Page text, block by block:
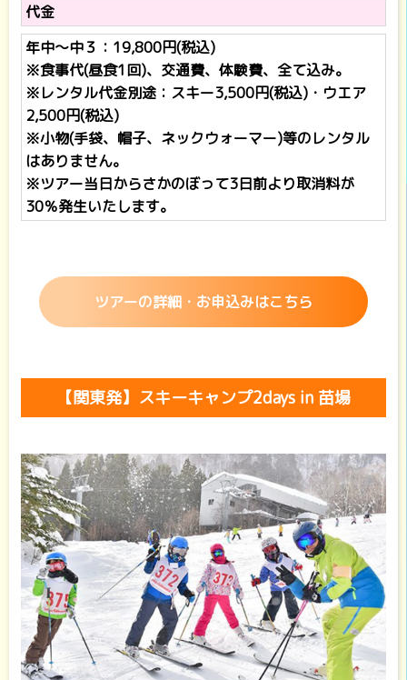
代金
年中～中３：19,800円(税込)
※食事代(昼食1回)、交通費、体験費、全て込み。
※レンタル代金別途：スキー3,500円(税込)・ウエア
2,500円(税込)
※小物(手袋、帽子、ネックウォーマー)等のレンタル
はありません。
※ツアー当日からさかのぼって3日前より取消料が
30％発生いたします。
ツアーの詳細・お申込みはこちら
【関東発】スキーキャンプ2days in 苗場